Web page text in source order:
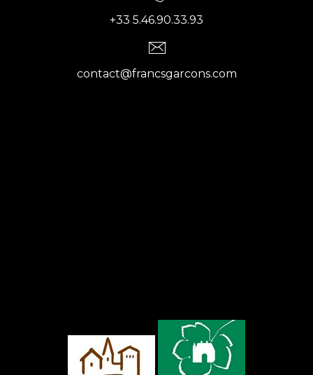
+33 5.46.90.33.93
contact@francsgarcons.com